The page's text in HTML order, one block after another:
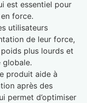
est essentiel pour
force.
utilisateurs
de leur force,
plus lourds et
globale.
produit aide à
après des
permet d’optimiser